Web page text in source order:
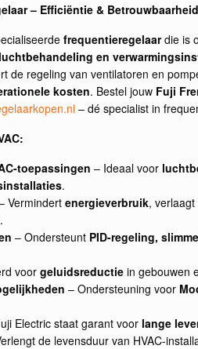
– Efficiëntie &
frequentieregelaardie is
en
de regeling van ventilatoren en
kosten. Bestel jouw Fuji
– dé specialist in
toepassingen – Ideaal voor
.
Vermindertenergieverbruik, verlaagt
.
– Ondersteunt PID-regeling,
voor geluidsreductiein gebouwen
– Ondersteuning voor
Electric staat garant voor lange
de levensduur van HVAC-